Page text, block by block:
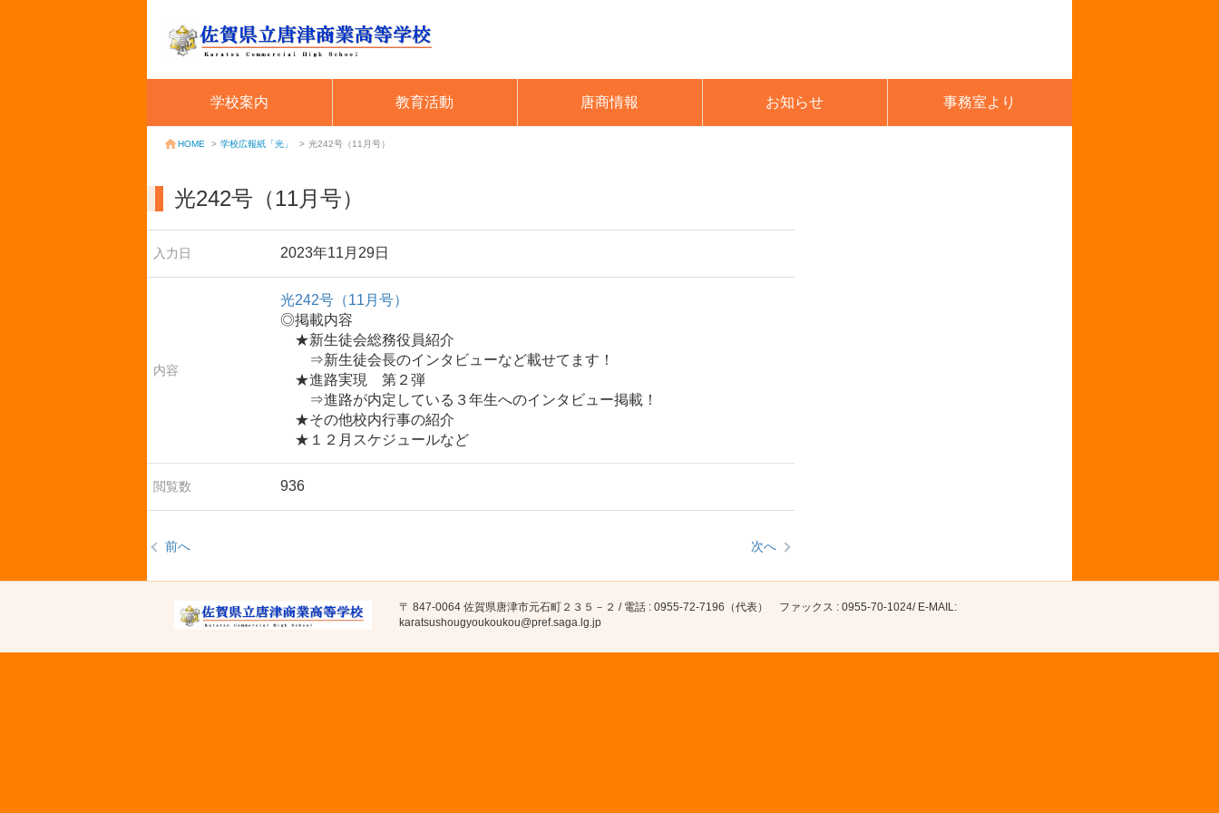
学校案内 教育活動 唐商情報 お知らせ 事務室より
HOME > 学校広報紙「光」 > 光242号（11月号）
光242号（11月号）
入力日 2023年11月29日
内容
光242号（11月号）
◎掲載内容
★新生徒会総務役員紹介
⇒新生徒会長のインタビューなど載せてます！
★進路実現 第２弾
⇒進路が内定している３年生へのインタビュー掲載！
★その他校内行事の紹介
★１２月スケジュールなど
閲覧数 936
前へ 次へ
〒 847-0064 佐賀県唐津市元石町２３５－２ / 電話 : 0955-72-7196（代表） ファックス : 0955-70-1024/ E-MAIL:
karatsushougyoukoukou@pref.saga.lg.jp